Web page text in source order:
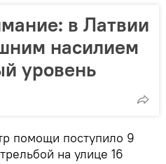
в Латвии
насилием
уровень
помощи поступило 9
на улице 16